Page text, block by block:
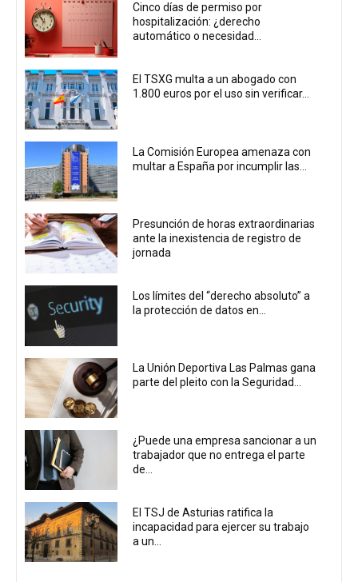
Cinco días de permiso por
hospitalización: ¿derecho
automático o necesidad...
El TSXG multa a un abogado con
1.800 euros por el uso sin verificar...
La Comisión Europea amenaza con
multar a España por incumplir las...
Presunción de horas extraordinarias
ante la inexistencia de registro de
jornada
Los límites del “derecho absoluto” a
la protección de datos en...
La Unión Deportiva Las Palmas gana
parte del pleito con la Seguridad...
¿Puede una empresa sancionar a un
trabajador que no entrega el parte
de...
El TSJ de Asturias ratifica la
incapacidad para ejercer su trabajo
a un...